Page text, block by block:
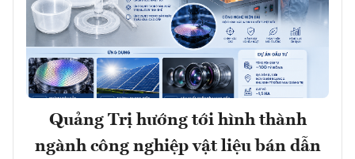
Quảng Trị hướng tới hình thành
ngành công nghiệp vật liệu bán dẫn